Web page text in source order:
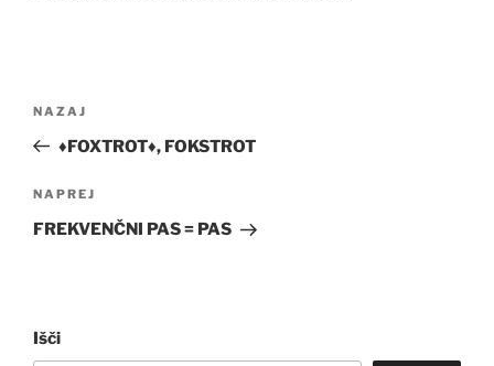
Prejšnji
prispevek
NAZAJ
♦FOXTROT♦, FOKSTROT
Naslednji
prispevek
NAPREJ
FREKVENČNI PAS = PAS
Išči